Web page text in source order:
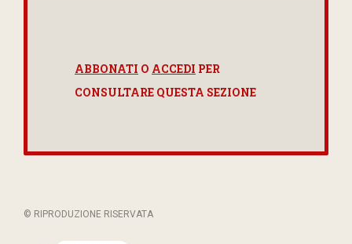
ABBONATI O ACCEDI PER
CONSULTARE QUESTA SEZIONE
© RIPRODUZIONE RISERVATA